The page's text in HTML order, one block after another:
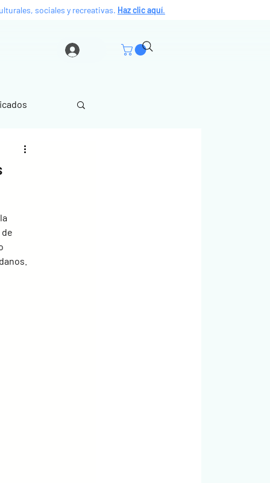
sociales y recreativas. Haz clic aquí.